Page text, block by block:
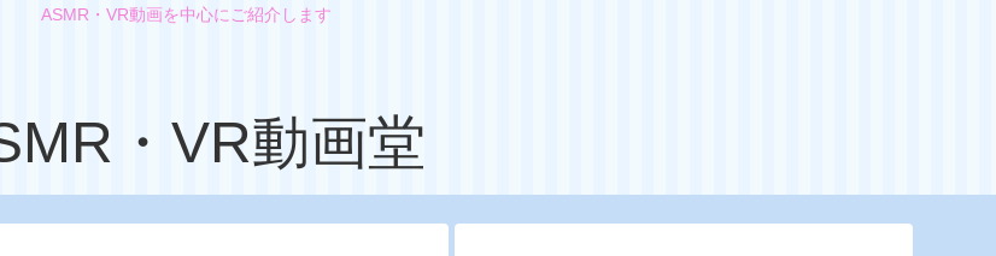
ASMR・VR動画を中心にご紹介します
・VR動画堂